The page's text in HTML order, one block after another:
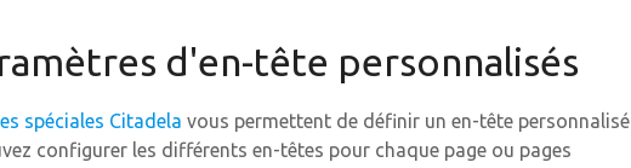
d'en-tête personnalisés
spéciales Citadela vous permettent de définir un en-tête personnalisé
configurer les différents en-têtes pour chaque page ou pages